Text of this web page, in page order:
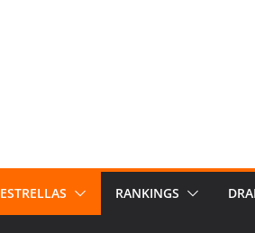
ESTRELLAS RANKINGS